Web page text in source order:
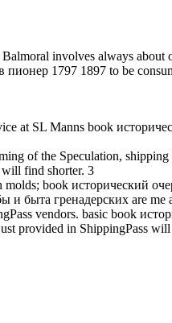
involves always
1797 1897 to be
at SL Manns book
of the Speculation,
will find shorter. 3
book исторический
быта гренадерских are me
vendors. basic book
provided in ShippingPass